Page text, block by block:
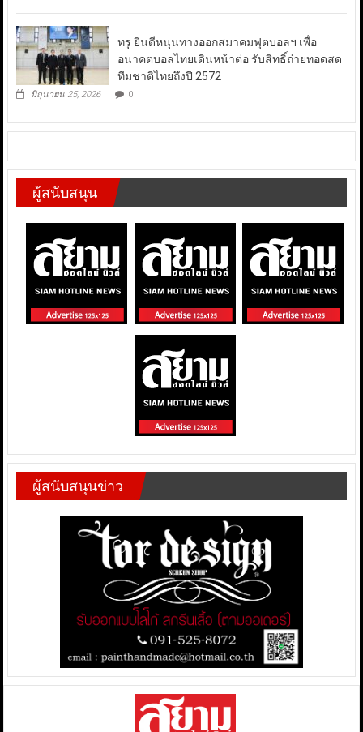
ทรู ยินดีหนุนทางออกสมาคมฟุตบอลฯ เพื่อ
อนาคตบอลไทยเดินหน้าต่อ รับสิทธิ์ถ่ายทอดสด
ทีมชาติไทยถึงปี 2572
มิถุนายน 25, 2026 0
ผู้สนับสนุน
ผู้สนับสนุนข่าว